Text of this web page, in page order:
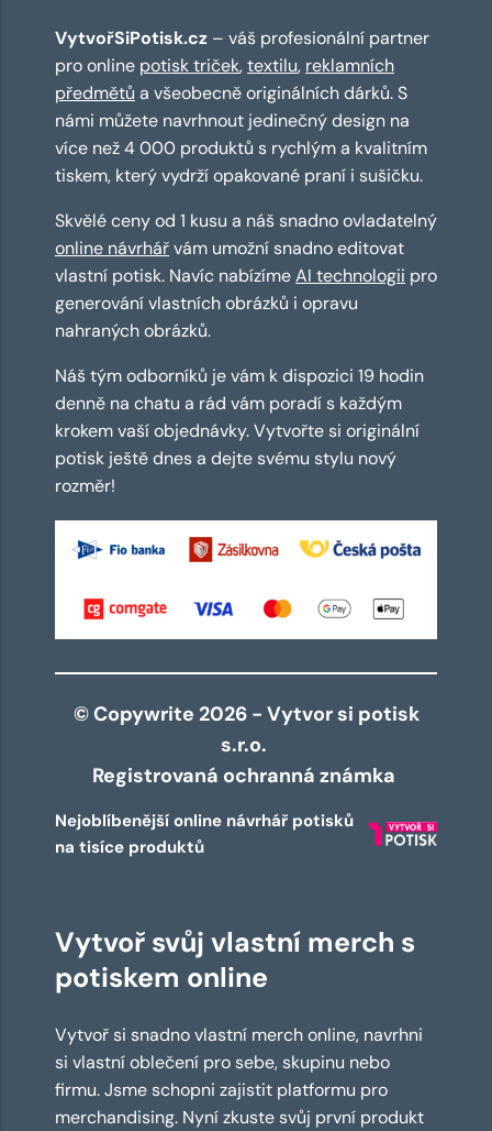
VytvořSiPotisk.cz – váš profesionální partner
pro online potisk triček,textilu, reklamních
předmětů a všeobecně originálních dárků. S
námi můžete navrhnout jedinečný design na
více než 4 000 produktů s rychlým a kvalitním
tiskem, který vydrží opakované praní i sušičku.
Skvělé ceny od 1 kusu a náš snadno ovladatelný
online návrhářvám umožní snadno editovat
vlastní potisk. Navíc nabízímeAI technologii pro
generování vlastních obrázků i opravu
nahraných obrázků.
Náš tým odborníků je vám k dispozici 19 hodin
denně na chatu a rád vám poradí s každým
krokem vaší objednávky. Vytvořte si originální
potisk ještě dnes a dejte svému stylu nový
rozměr!
© Copywrite 2026 - Vytvor si potisk
s.r.o.
Registrovaná ochranná známka
Nejoblíbenější online návrhář potisků
na tisíce produktů
Vytvoř svůj vlastní merch s
potiskem online
Vytvoř si snadno vlastní merch online, navrhni
si vlastní oblečení pro sebe, skupinu nebo
firmu. Jsme schopni zajistit platformu pro
merchandising. Nyní zkuste svůj první produkt